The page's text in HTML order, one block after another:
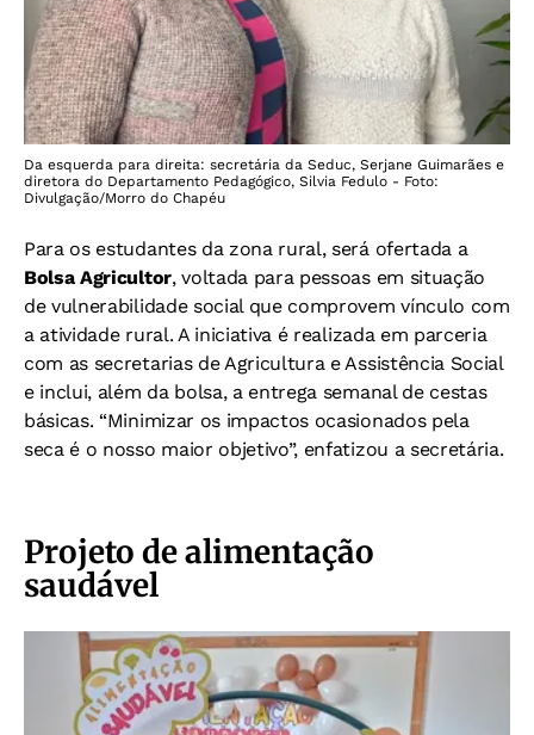
Da esquerda para direita: secretária da Seduc, Serjane Guimarães e
diretora do Departamento Pedagógico, Silvia Fedulo - Foto:
Divulgação/Morro do Chapéu
Para os estudantes da zona rural, será ofertada a
Bolsa Agricultor, voltada para pessoas em situação
de vulnerabilidade social que comprovem vínculo com
a atividade rural. A iniciativa é realizada em parceria
com as secretarias de Agricultura e Assistência Social
e inclui, além da bolsa, a entrega semanal de cestas
básicas. “Minimizar os impactos ocasionados pela
seca é o nosso maior objetivo”, enfatizou a secretária.
Projeto de alimentação
saudável